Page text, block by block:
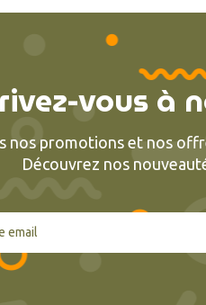
vous à
nos promotions et nos
Découvrez nos